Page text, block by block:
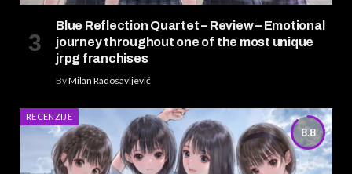
Blue Reflection Quartet – Review – Emotional
journey throughout one of the most unique
jrpg franchises
ByMilan Radosavljević
8.8
RECENZIJE